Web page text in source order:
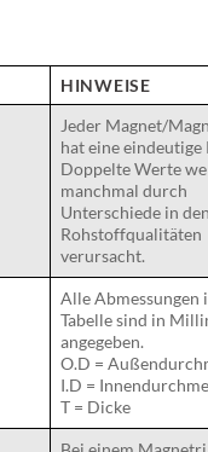
HINWEISE
Jeder Magnet/
hat eine eindeutige
Doppelte Werte
manchmal durch
Unterschiede in
Rohstoffqualitäten
verursacht.
Alle Abmessungen
Tabelle sind in
angegeben.
O.D =
I.D =
T = Dicke